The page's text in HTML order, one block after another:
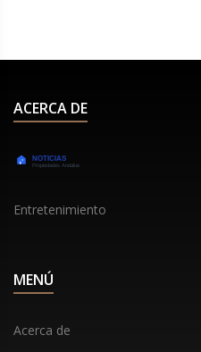
ACERCA DE
Entretenimiento
MENÚ
Acerca de